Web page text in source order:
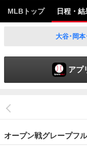
MLBトップ 日程・結
大谷･岡
アプ
オープン戦グレープフ